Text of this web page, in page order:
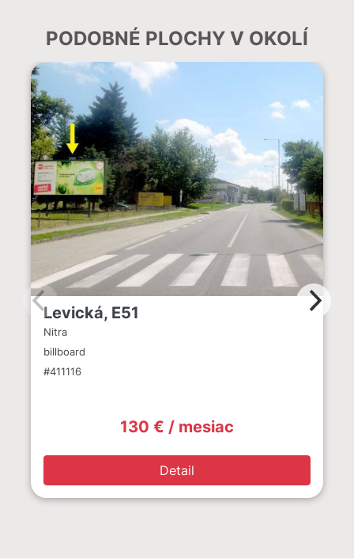
PODOBNÉ PLOCHY V OKOLÍ
Levická, E51
Nitra
billboard
#411116
130 € / mesiac
Detail